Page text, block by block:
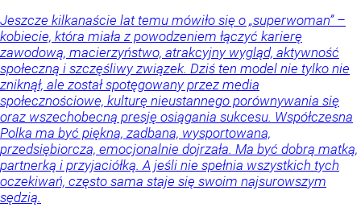
Jeszcze kilkanaście lat temu mówiło się o „superwoman” –
kobiecie, która miała z powodzeniem łączyć karierę
zawodową, macierzyństwo, atrakcyjny wygląd, aktywność
społeczną i szczęśliwy związek. Dziś ten model nie tylko nie
zniknął, ale został spotęgowany przez media
społecznościowe, kulturę nieustannego porównywania się
oraz wszechobecną presję osiągania sukcesu. Współczesna
Polka ma być piękna, zadbana, wysportowana,
przedsiębiorcza, emocjonalnie dojrzała. Ma być dobrą matką,
partnerką i przyjaciółką. A jeśli nie spełnia wszystkich tych
oczekiwań, często sama staje się swoim najsurowszym
sędzią.